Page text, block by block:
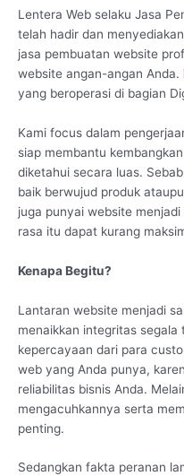
Lentera Web selaku Jasa
telah hadir dan
jasa pembuatan website
website angan-angan Anda.
yang beroperasi di bagian
Kami focus dalam
siap membantu
diketahui secara luas.
baik berwujud produk
juga punyai website
rasa itu dapat kurang
Kenapa Begitu?
Lantaran website menjadi
menaikkan integritas
kepercayaan dari para
web yang Anda punya,
reliabilitas bisnis Anda.
mengacuhkannya serta
penting.
Sedangkan fakta peranan